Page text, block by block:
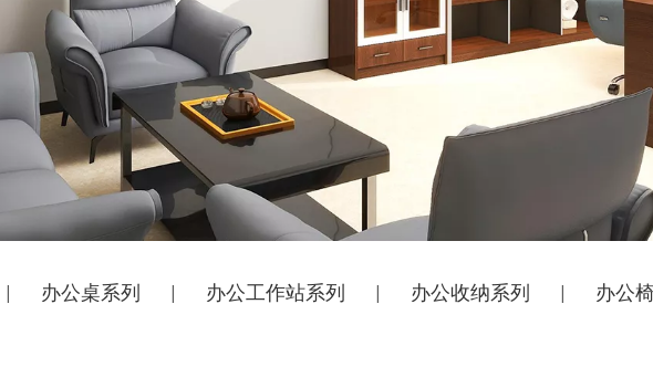
办公桌系列 办公工作站系列 办公收纳系列 办公